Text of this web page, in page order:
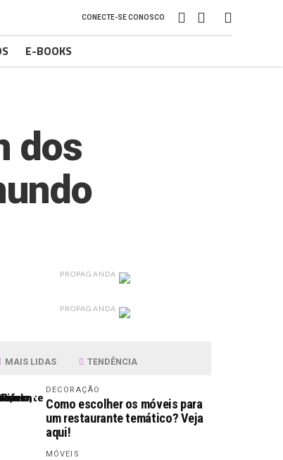
CONECTE-SE CONOSCO
E-BOOKS
dos
PROPAGANDA
PROPAGANDA
MAIS LIDAS TENDÊNCIA
DECORAÇÃO
Como escolher os móveis para
um restaurante temático? Veja
aqui!
MÓVEIS